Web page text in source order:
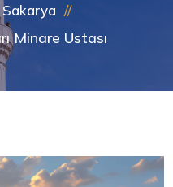
Sakarya
Minare Ustası